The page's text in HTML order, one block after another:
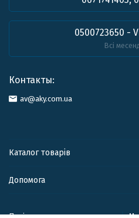
0500723650 -
Всі
Контакты:
av@aky.com.ua
Каталог товарів
Допомога
Політика персональних данних